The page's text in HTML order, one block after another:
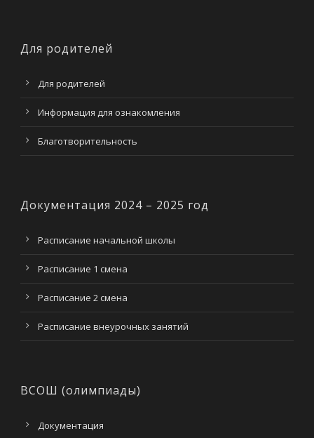
Для родителей
Для родителей
Информация для ознакомления
Благотворительность
Документация 2024 – 2025 год
Расписание начальной школы
Расписание 1 смена
Расписание 2 смена
Расписание внеурочных занятий
ВСОШ (олимпиады)
Документация